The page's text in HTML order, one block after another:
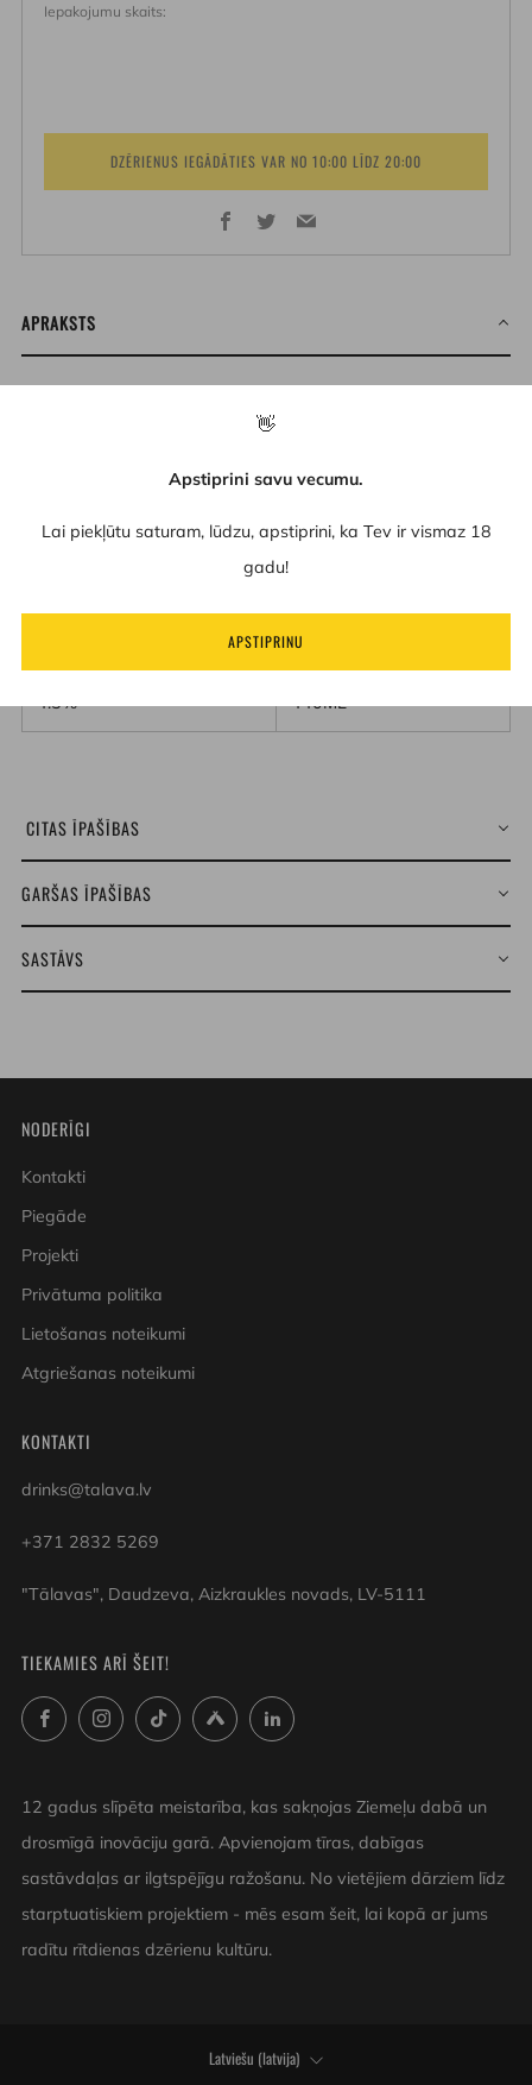
👋
Apstiprini savu vecumu.
Lai piekļūtu saturam, lūdzu, apstiprini, ka Tev ir vismaz 18
gadu!
APSTIPRINU
Iepakojumu skaits:
DZĒRIENUS IEGĀDĀTIES VAR NO 10:00 LĪDZ 20:00
Facebook
TwitterEmail
APRAKSTS
robežas! Mūsu rokās Latvijas kraukšķīgie sidra āboli, ziemeļu
baudījumā. Mēs esam Tālava - kvalitāte, tradīcijas un drosme
TILPUMS
4.5% 440ML
CITAS ĪPAŠĪBAS
GARŠAS ĪPAŠĪBAS
SASTĀVS
NODERĪGI
Kontakti
Piegāde
Projekti
Privātuma politika
Lietošanas noteikumi
Atgriešanas noteikumi
KONTAKTI
drinks@talava.lv
+371 2832 5269
"Tālavas", Daudzeva, Aizkraukles novads, LV-5111
TIEKAMIES ARĪ ŠEIT!
FacebookInstagramTikTokUntappdLinkedIn
12 gadus slīpēta meistarība, kas sakņojas Ziemeļu dabā un
drosmīgā inovāciju garā. Apvienojam tīras, dabīgas
sastāvdaļas ar ilgtspējīgu ražošanu. No vietējiem dārziem līdz
starptuatiskiem projektiem - mēs esam šeit, lai kopā ar jums
radītu rītdienas dzērienu kultūru.
VALODA
Latviešu (latvija)